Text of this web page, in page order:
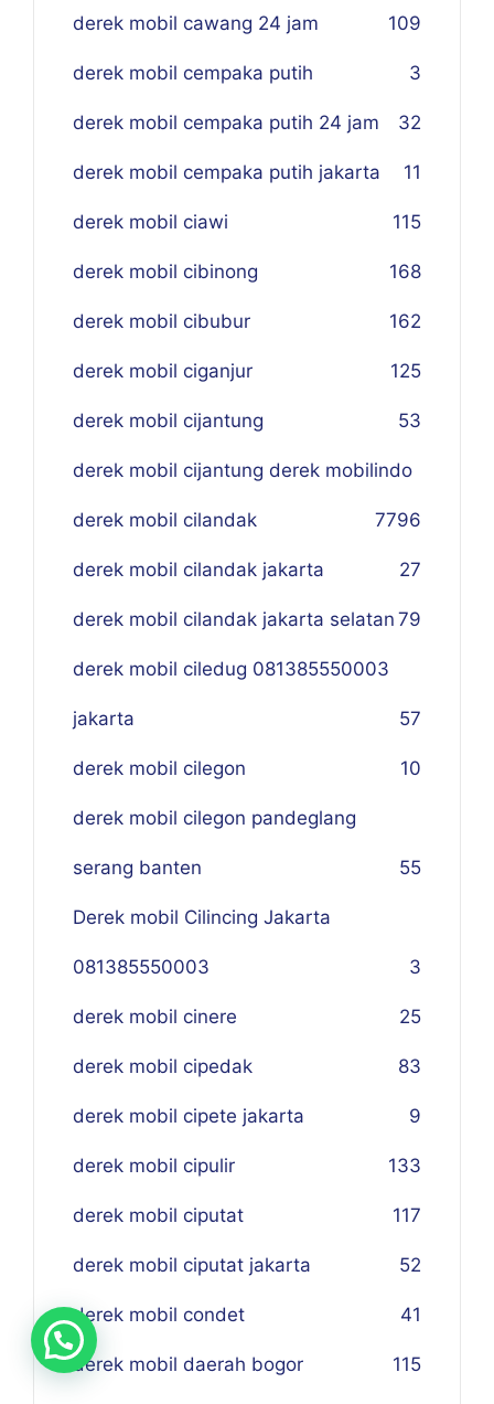
derek mobil cawang 24 jam 109
derek mobil cempaka putih 3
derek mobil cempaka putih 24 jam 32
derek mobil cempaka putih jakarta 11
derek mobil ciawi 115
derek mobil cibinong 168
derek mobil cibubur 162
derek mobil ciganjur 125
derek mobil cijantung 53
derek mobil cijantung derek mobilindo
96
derek mobil cilandak 77
derek mobil cilandak jakarta 27
derek mobil cilandak jakarta selatan 79
derek mobil ciledug 081385550003
jakarta 57
derek mobil cilegon 10
derek mobil cilegon pandeglang
serang banten 55
Derek mobil Cilincing Jakarta
081385550003 3
derek mobil cinere 25
derek mobil cipedak 83
derek mobil cipete jakarta 9
derek mobil cipulir 133
derek mobil ciputat 117
derek mobil ciputat jakarta 52
derek mobil condet 41
derek mobil daerah bogor 115